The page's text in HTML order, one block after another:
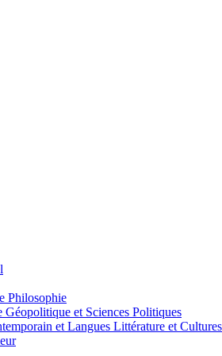
Philosophie
et Sciences Politiques
et Langues Littérature et